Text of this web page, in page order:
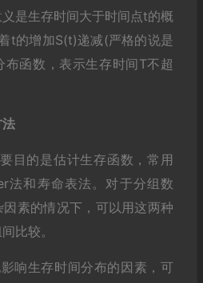
是生存时间大于时间点t的概
t的增加S(t)递减(严格的说是
函数，表示生存时间T不超
目的是估计生存函数，常用
法和寿命表法。对于分组数
素的情况下，可以用这两种
比较。
响生存时间分布的因素，可